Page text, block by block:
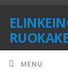
MAUKKAASTI
MAKEAKSI |
MENU